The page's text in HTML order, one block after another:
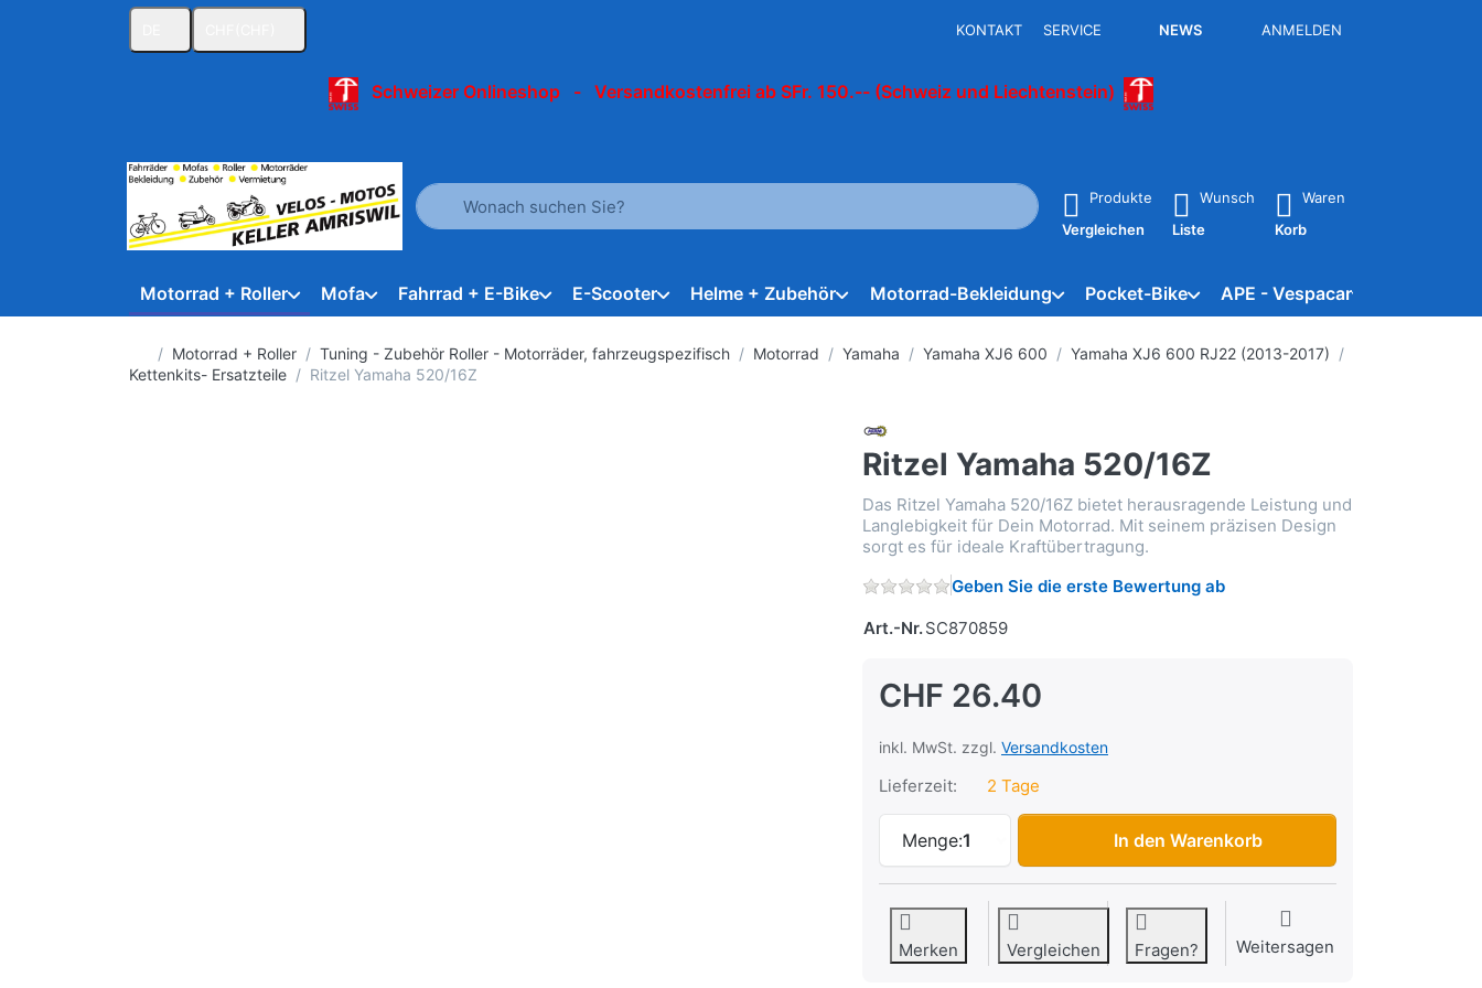
KONTAKT SERVICE NEWS ANMELDEN
Schweizer Onlineshop - Versandkostenfrei ab SFr. 150.-- (Schweiz und Liechtenstein)
Geben Sie einen Suchbegriff ein. Während Sie tippen, erscheinen automatisch erste Ergebnisse. Drücken Sie die Eingabetaste, um alle
Produkte
Vergleichen
Wunsch
Liste
Waren
Korb
Motorrad + Roller Mofa Fahrrad + E-Bike E-Scooter Helme + Zubehör Motorrad-Bekleidung Pocket-Bike APE - Vespacar
Startseite
Motorrad + Roller Tuning - Zubehör Roller - Motorräder, fahrzeugspezifisch Motorrad Yamaha Yamaha XJ6 600
Yamaha XJ6 600 RJ22 (2013-2017)
Kettenkits- Ersatzteile
Ritzel Yamaha 520/16Z
Ritzel Yamaha 520/16Z
Das Ritzel Yamaha 520/16Z bietet herausragende Leistung und
Langlebigkeit für Dein Motorrad. Mit seinem präzisen Design
sorgt es für ideale Kraftübertragung.
Geben Sie die erste Bewertung ab
Art.-Nr.SC870859
CHF 26.40
inkl. MwSt. zzgl. Versandkosten
Lieferzeit: 2 Tage
Menge:1
Ritzel Yamaha 520/16Z zu CHF 26.40, Menge 1.
In den Warenkorb
Merken Vergleichen Fragen? Weitersagen